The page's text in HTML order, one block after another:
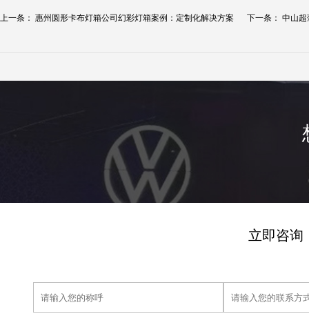
上一条： 惠州圆形卡布灯箱公司幻彩灯箱案例：定制化解决方案
下一条： 中山超
立即咨询